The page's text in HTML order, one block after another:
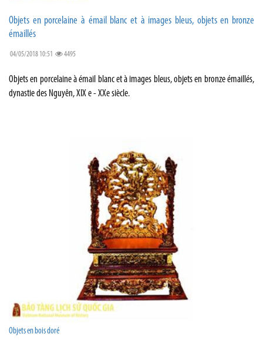
Objets en porcelaine à émail blanc et à images bleus, objets en bronze
émaillés
04/05/2018 10:51 4495
Objets en porcelaine à émail blanc et à images bleus, objets en bronze émaillés,
dynastie des Nguyên, XIX e - XXe siècle.
Objets en bois doré